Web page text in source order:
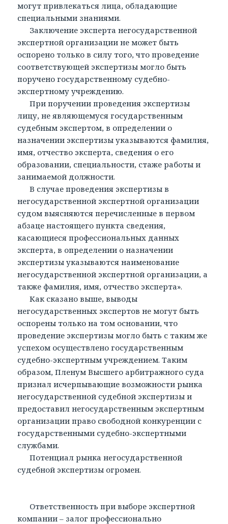
могут привлекаться лица, обладающие
специальными знаниями.
Заключение эксперта негосударственной
экспертной организации не может быть
оспорено только в силу того, что проведение
соответствующей экспертизы могло быть
поручено государственному судебно-
экспертному учреждению.
При поручении проведения экспертизы
лицу, не являющемуся государственным
судебным экспертом, в определении о
назначении экспертизы указываются фамилия,
имя, отчество эксперта, сведения о его
образовании, специальности, стаже работы и
занимаемой должности.
В случае проведения экспертизы в
негосударственной экспертной организации
судом выясняются перечисленные в первом
абзаце настоящего пункта сведения,
касающиеся профессиональных данных
эксперта, в определении о назначении
экспертизы указываются наименование
негосударственной экспертной организации, а
также фамилия, имя, отчество эксперта».
Как сказано выше, выводы
негосударственных экспертов не могут быть
оспорены только на том основании, что
проведение экспертизы могло быть с таким же
успехом осуществлено государственным
судебно-экспертным учреждением. Таким
образом, Пленум Высшего арбитражного суда
признал исчерпывающие возможности рынка
негосударственной судебной экспертизы и
предоставил негосударственным экспертным
организации право свободной конкуренции с
государственными судебно-экспертными
службами.
Потенциал рынка негосударственной
судебной экспертизы огромен.
Ответственность при выборе экспертной
компании – залог профессионально